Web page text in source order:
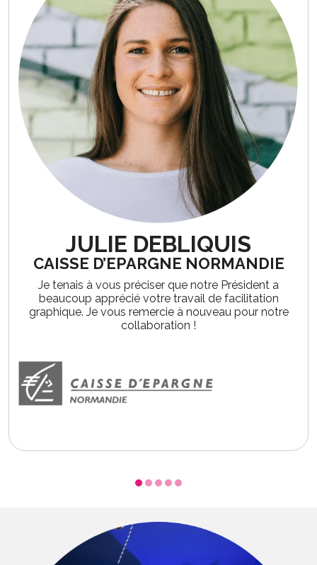
JULIE DEBLIQUIS
CAISSE D’EPARGNE NORMANDIE
Je tenais à vous préciser que notre Président a
beaucoup apprécié votre travail de facilitation
graphique. Je vous remercie à nouveau pour notre
collaboration !